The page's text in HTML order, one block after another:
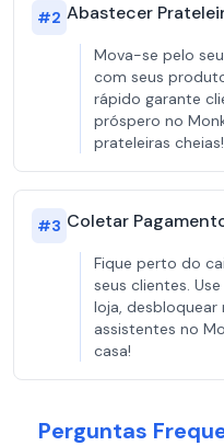
#2 Abastecer
Mova-se pelo
com seus
rápido garante
próspero no
prateleiras cheias!
#3 Coletar
Fique perto do
seus clientes.
loja,
assistentes no
casa!
Perguntas